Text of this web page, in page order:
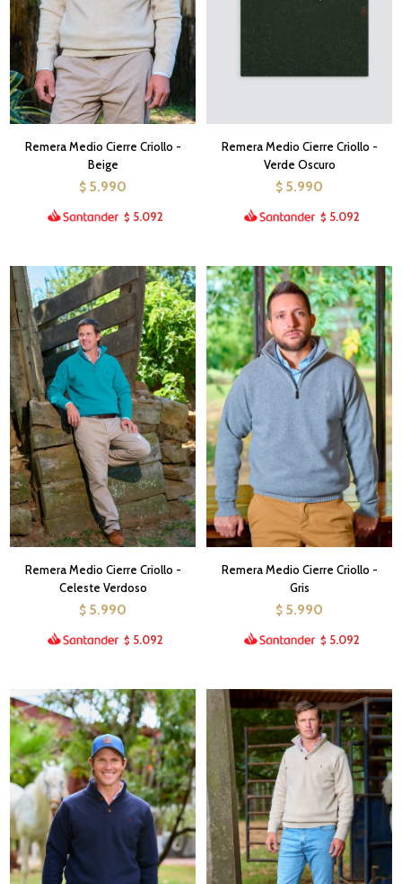
Remera Medio Cierre Criollo -
Beige
$ 5.990
$ 5.092
Remera Medio Cierre Criollo -
Verde Oscuro
$ 5.990
$ 5.092
Remera Medio Cierre Criollo -
Celeste Verdoso
$ 5.990
$ 5.092
Remera Medio Cierre Criollo -
Gris
$ 5.990
$ 5.092